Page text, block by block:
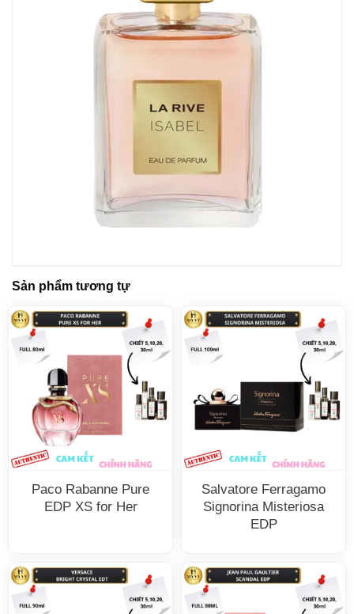
Sản phẩm tương tự
Paco Rabanne Pure
EDP XS for Her
Salvatore Ferragamo
Signorina Misteriosa
EDP